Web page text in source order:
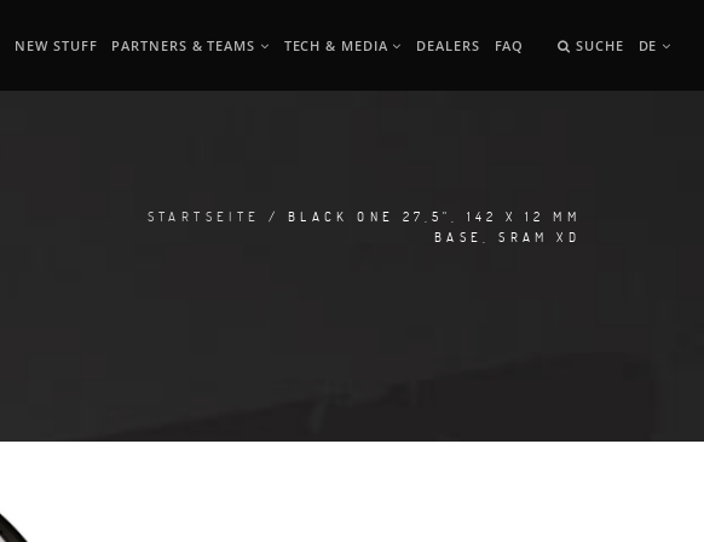
NEW STUFF PARTNERS & TEAMS TECH & MEDIA DEALERS FAQ SUCHE DE
STARTSEITE
/ BLACK ONE 27,5", 142 X 12 MM
BASE, SRAM XD